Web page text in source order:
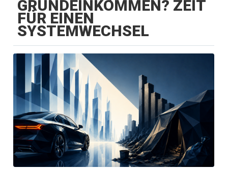
GRUNDEINKOMMEN? ZEIT
FÜR EINEN
SYSTEMWECHSEL